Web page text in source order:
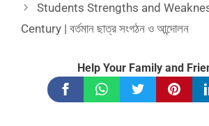
Students Strengths and
Century | বর্তমান ছাত্র সংগঠন ও আন্দোলন
Help Your Family and